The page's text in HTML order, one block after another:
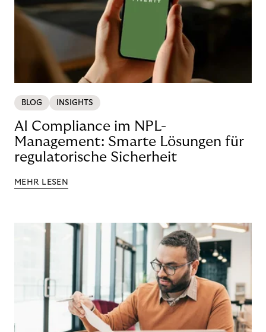
BLOG INSIGHTS
AI Compliance im NPL-
Management: Smarte Lösungen für
regulatorische Sicherheit
MEHR LESEN